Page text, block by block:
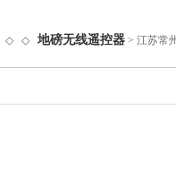
◇ ◇ 地磅无线遥控器 > 江苏常